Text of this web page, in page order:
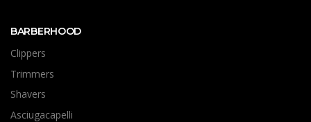
BARBERHOOD
Clippers
Trimmers
Shavers
Asciugacapelli